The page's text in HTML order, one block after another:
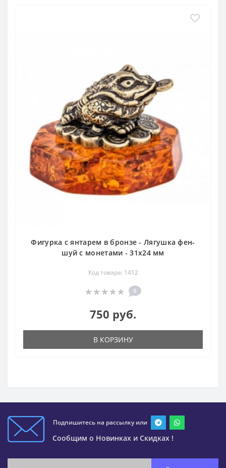
Фигурка с янтарем в бронзе - Лягушка фен-
шуй с монетами - 31х24 мм
Код товара: 1412
0
750 руб.
В КОРЗИНУ
Подпишитесь на рассылку или
Сообщим о Новинках и Скидках !